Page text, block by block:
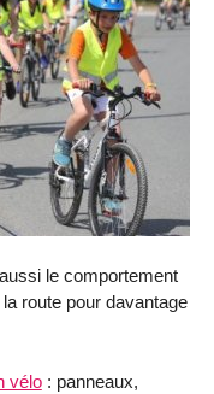
le comportement
route pour davantage
vélo: panneaux,